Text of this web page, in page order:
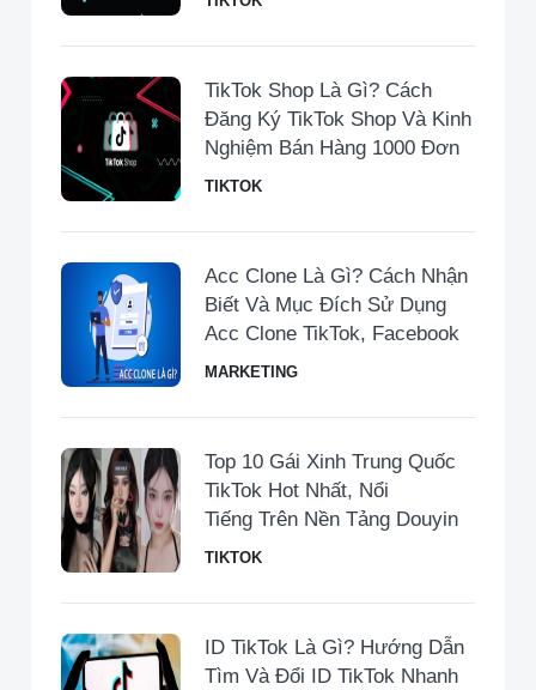
TikTok Shop Là Gì? Cách
Đăng Ký TikTok Shop Và Kinh
Nghiệm Bán Hàng 1000 Đơn
TIKTOK
Acc Clone Là Gì? Cách Nhận
Biết Và Mục Đích Sử Dụng
Acc Clone TikTok, Facebook
MARKETING
Top 10 Gái Xinh Trung Quốc
TikTok Hot Nhất, Nổi
Tiếng Trên Nền Tảng Douyin
TIKTOK
ID TikTok Là Gì? Hướng Dẫn
Tìm Và Đổi ID TikTok Nhanh